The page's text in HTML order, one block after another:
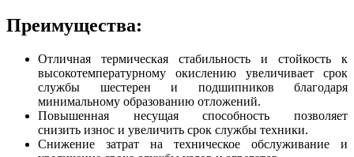
Преимущества:
Отличная термическая стабильность и стойкость к
высокотемпературному окислению увеличивает срок
службы шестерен и подшипников благодаря
минимальному образованию отложений.
Повышенная несущая способность позволяет
снизить износ и увеличить срок службы техники.
Снижение затрат на техническое обслуживание и